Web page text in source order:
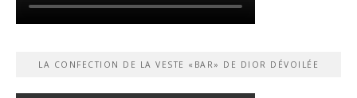
LA CONFECTION DE LA VESTE «BAR» DE DIOR DÉVOILÉE